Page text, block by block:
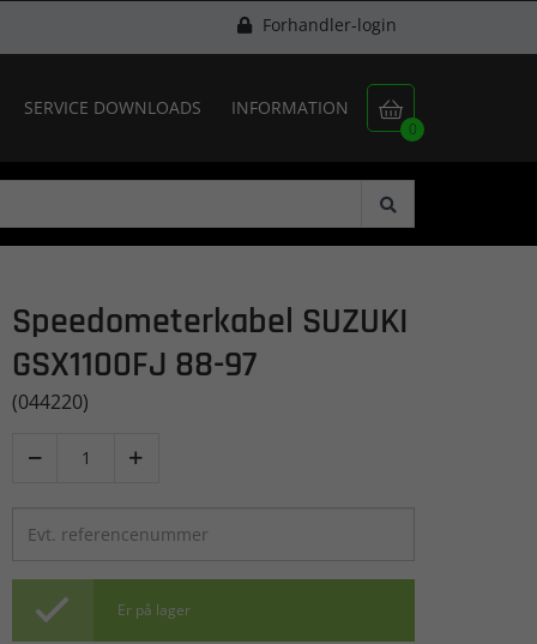
Forhandler-login

0
SERVICE DOWNLOADS INFORMATION
Speedometerkabel SUZUKI
GSX1100FJ 88-97
(044220)
 
 Er på lager